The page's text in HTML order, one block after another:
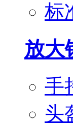
标
放大
手
头